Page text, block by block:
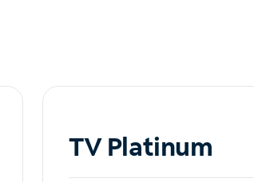
TV Platinum